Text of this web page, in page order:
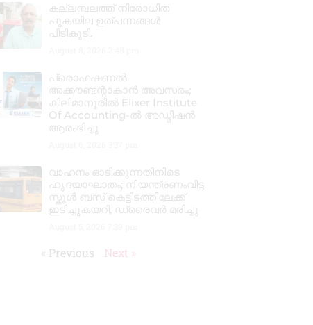
കല്ലമ്പലത്ത് നിരോധിത
പുകയില ഉത്പന്നങ്ങൾ
പിടികൂടി.
പ്രൊഫഷണൽ
അക്കൗണ്ടന്റാകാൻ അവസരം;
കിലിമാനൂരിൽ Elixer Institute
Of Accounting-ൽ അഡ്മിഷൻ
ആരംഭിച്ചു
വാഹനം ഓടിക്കുന്നതിനിടെ
ഹൃദയാഘാതം; നിയന്ത്രണംവിട്ട
സ്കൂൾ ബസ് കെട്ടിടത്തിലേക്ക്
ഇടിച്ചുകയറി, ഡ്രൈവർ മരിച്ചു
« Previous Next »